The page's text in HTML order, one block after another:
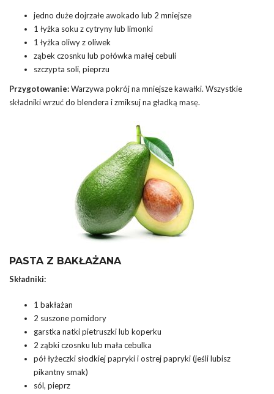
jedno duże dojrzałe awokado lub 2 mniejsze
1 łyżka soku z cytryny lub limonki
1 łyżka oliwy z oliwek
ząbek czosnku lub połówka małej cebuli
szczypta soli, pieprzu
Przygotowanie:Warzywa pokrój na mniejsze kawałki. Wszystkie
składniki wrzuć do blendera i zmiksuj na gładką masę.
PASTA Z BAKŁAŻANA
Składniki:
1 bakłażan
2 suszone pomidory
garstka natki pietruszki lub koperku
2 ząbki czosnku lub mała cebulka
pół łyżeczki słodkiej papryki i ostrej papryki (jeśli lubisz
pikantny smak)
sól, pieprz